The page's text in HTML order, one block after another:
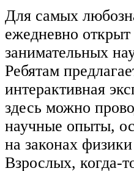
Для самых
ежедневно
занимательных
Ребятам
интерактивная
здесь можно
научные опыты,
на законах
Взрослых, когда-